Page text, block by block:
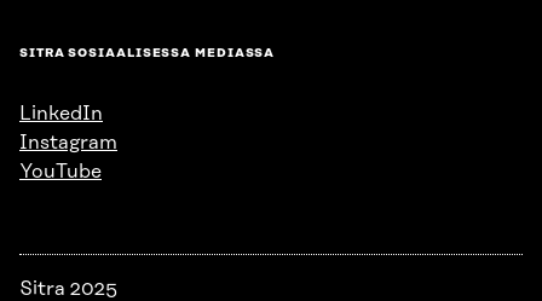
SITRA SOSIAALISESSA MEDIASSA
LinkedIn
Instagram
YouTube
Sitra 2025